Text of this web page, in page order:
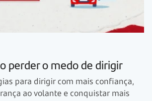
perder o medo de dirigir
para dirigir com mais confiança,
ao volante e conquistar mais